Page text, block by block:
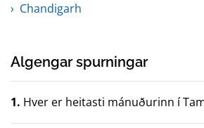
Chandigarh
Algengar spurningar
1. Hver er heitasti mánuðurinn í